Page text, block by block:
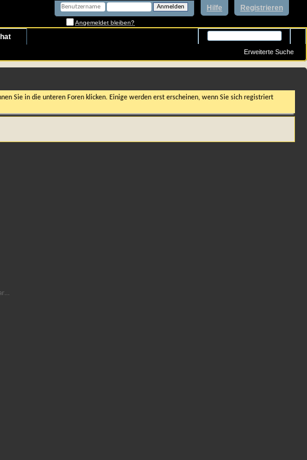
Registrieren
Hilfe
Angemeldet bleiben?
Erweiterte Suche
Sie in die unteren Foren klicken. Einige werden erst erscheinen, wenn Sie sich registriert